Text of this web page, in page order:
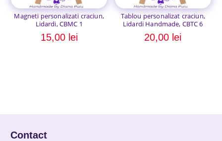
Magneti personalizati craciun,
Lidardi, CBMC 1
15,00 lei
Tablou personalizat craciun,
Lidardi Handmade, CBTC 6
20,00 lei
Contact